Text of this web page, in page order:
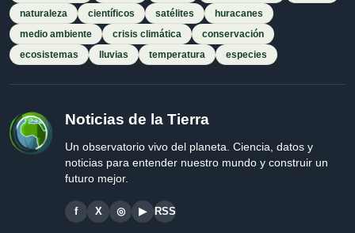
naturaleza
científicos satélites
huracanes
medio ambiente
crisis climática
conservación
ecosistemas
lluvias temperatura especies
Noticias de la Tierra
Un observatorio vivo del planeta. Ciencia, datos y
noticias para entender nuestro mundo y construir un
futuro mejor.
f X ◎ ▶ RSS